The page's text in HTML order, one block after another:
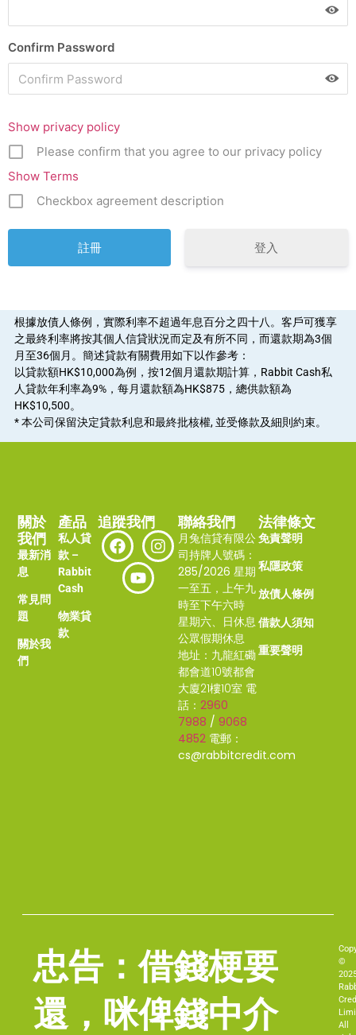
Confirm Password
Show privacy policy
Please confirm that you agree to our privacy policy
Show Terms
Checkbox agreement description
登入
根據放債人條例，實際利率不超過年息百分之四十八。客戶可獲享
之最終利率將按其個人信貸狀況而定及有所不同，而還款期為3個
月至36個月。簡述貸款有關費用如下以作參考：
以貸款額HK$10,000為例，按12個月還款期計算，Rabbit Cash私
人貸款年利率為9%，每月還款額為HK$875，總供款額為
HK$10,500。
* 本公司保留決定貸款利息和最終批核權, 並受條款及細則約束。
產品
私人貸
款 –
Rabbit
Cash
物業貸
款
關於
我們
最新消
息
常見問
題
關於我
們
法律條文
免責聲明
私隱政策
放債人條例
借款人須知
重要聲明
聯絡我們
月兔信貸有限公
司持牌人號碼：
285/2026 星期
一至五，上午九
時至下午六時
星期六、日休息
公眾假期休息
地址： 九龍紅磡
都會道10號都會
大廈21樓10室 電
話：2960
7988 /9068
4852 電郵：
cs@rabbitcredit.com
追蹤我們
忠告：借錢梗要
還，咪俾錢中介
©
All